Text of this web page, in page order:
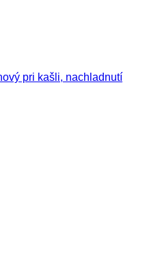
pri kašli, nachladnutí